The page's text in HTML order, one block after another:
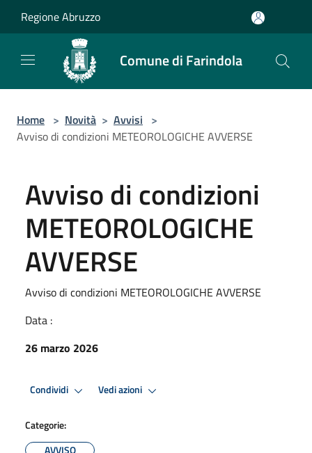
Regione Abruzzo
Comune di Farindola
Home > Novità > Avvisi >
Avviso di condizioni METEOROLOGICHE AVVERSE
Avviso di condizioni
METEOROLOGICHE
AVVERSE
Avviso di condizioni METEOROLOGICHE AVVERSE
Data :
26 marzo 2026
Condividi Vedi azioni
Categorie:
AVVISO